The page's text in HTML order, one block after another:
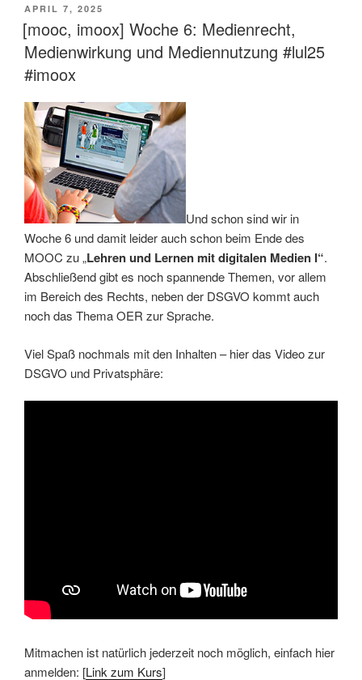
VERÖFFENTLICHT
AM
APRIL 7, 2025
[mooc, imoox] Woche 6: Medienrecht,
Medienwirkung und Mediennutzung #lul25
#imoox
Und schon sind wir in
Woche 6 und damit leider auch schon beim Ende des
MOOC zu „Lehren und Lernen mit digitalen Medien I“.
Abschließend gibt es noch spannende Themen, vor allem
im Bereich des Rechts, neben der DSGVO kommt auch
noch das Thema OER zur Sprache.
Viel Spaß nochmals mit den Inhalten – hier das Video zur
DSGVO und Privatsphäre:
Mitmachen ist natürlich jederzeit noch möglich, einfach hier
anmelden: [Link zum Kurs]